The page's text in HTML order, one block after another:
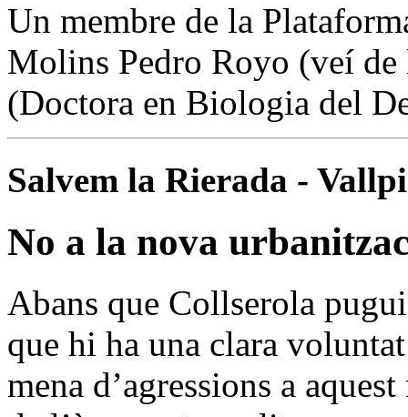
Un membre de la
Molins Pedro Royo (veí
(Doctora en Biologia del
Salvem la Rierada -
No a la nova
Abans que Collserola
que hi ha una clara
mena d’agressions a